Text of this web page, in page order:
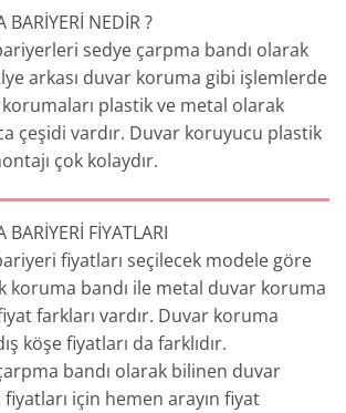
NEDİR ?
sedye çarpma bandı olarak
arkası duvar koruma gibi işlemlerde
korumaları plastik ve metal olarak
çeşidi vardır. Duvar koruyucu plastik
çok kolaydır.
FİYATLARI
fiyatları seçilecek modele göre
koruma bandı ile metal duvar koruma
farkları vardır. Duvar koruma
köşe fiyatları da farklıdır.
bandı olarak bilinen duvar
için hemen arayın fiyat